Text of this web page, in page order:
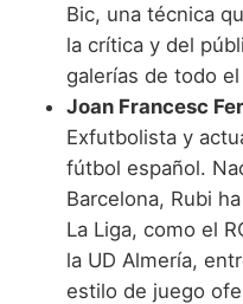
Bic, una técnica
la crítica y del
galerías de todo
Joan Francesc
Exfutbolista y
fútbol español.
Barcelona, Rubi
La Liga, como el
la UD Almería,
estilo de juego